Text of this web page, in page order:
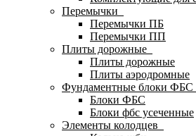
Перемычки
Перемычки ПБ
Перемычки ПП
Плиты дорожные
Плиты дорожные
Плиты аэродромные
Фундаментные блоки ФБС
Блоки ФБС
Блоки фбс усеченные
Элементы колодцев